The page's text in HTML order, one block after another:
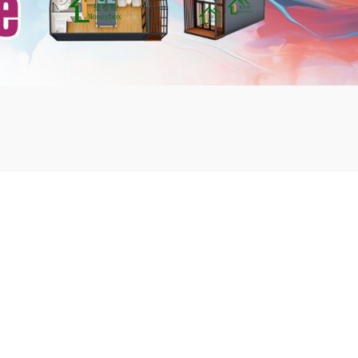
mbshou
se.com